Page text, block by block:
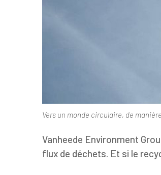
Vers un monde circulaire, de
Vanheede Environment
flux de déchets. Et si le